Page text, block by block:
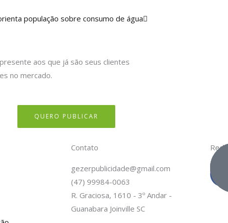
população sobre consumo de água
aos que já são seus clientes
no mercado.
QUERO PUBLICAR
Contato
gezerpublicidade@gmail.com
(47) 99984-0063
R. Graciosa, 1610 - 3º Andar -
Guanabara Joinville SC
c